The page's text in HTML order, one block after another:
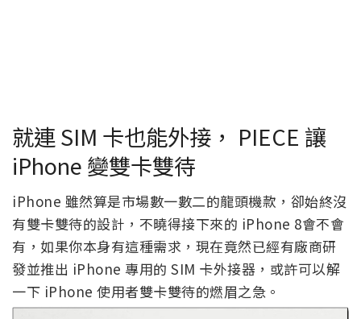
就連 SIM 卡也能外接， PIECE 讓
iPhone 變雙卡雙待
iPhone 雖然算是市場數一數二的龍頭機款，卻始終沒
有雙卡雙待的設計，不曉得接下來的 iPhone 8會不會
有，如果你本身有這種需求，現在竟然已經有廠商研
發並推出 iPhone 專用的 SIM 卡外接器，或許可以解
一下 iPhone 使用者雙卡雙待的燃眉之急。